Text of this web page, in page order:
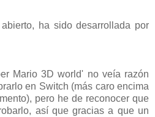
ha sido desarrollada por
Mario 3D world' no veía razón
en Switch (más caro encima
pero he de reconocer que
así que gracias a que un